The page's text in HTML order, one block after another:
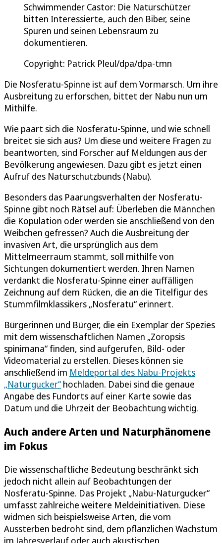
Schwimmender Castor: Die Naturschützer
bitten Interessierte, auch den Biber, seine
Spuren und seinen Lebensraum zu
dokumentieren.
Copyright: Patrick Pleul/dpa/dpa-tmn
Die Nosferatu-Spinne ist auf dem Vormarsch. Um ihre
Ausbreitung zu erforschen, bittet der Nabu nun um
Mithilfe.
Wie paart sich die Nosferatu-Spinne, und wie schnell
breitet sie sich aus? Um diese und weitere Fragen zu
beantworten, sind Forscher auf Meldungen aus der
Bevölkerung angewiesen. Dazu gibt es jetzt einen
Aufruf des Naturschutzbunds (Nabu).
Besonders das Paarungsverhalten der Nosferatu-
Spinne gibt noch Rätsel auf: Überleben die Männchen
die Kopulation oder werden sie anschließend von den
Weibchen gefressen? Auch die Ausbreitung der
invasiven Art, die ursprünglich aus dem
Mittelmeerraum stammt, soll mithilfe von
Sichtungen dokumentiert werden. Ihren Namen
verdankt die Nosferatu-Spinne einer auffälligen
Zeichnung auf dem Rücken, die an die Titelfigur des
Stummfilmklassikers „Nosferatu“ erinnert.
Bürgerinnen und Bürger, die ein Exemplar der Spezies
mit dem wissenschaftlichen Namen „Zoropsis
spinimana“ finden, sind aufgerufen, Bild- oder
Videomaterial zu erstellen. Dieses können sie
anschließend im Meldeportal des Nabu-Projekts
„Naturgucker“ hochladen. Dabei sind die genaue
Angabe des Fundorts auf einer Karte sowie das
Datum und die Uhrzeit der Beobachtung wichtig.
Auch andere Arten und Naturphänomene
im Fokus
Die wissenschaftliche Bedeutung beschränkt sich
jedoch nicht allein auf Beobachtungen der
Nosferatu-Spinne. Das Projekt „Nabu-Naturgucker“
umfasst zahlreiche weitere Meldeinitiativen. Diese
widmen sich beispielsweise Arten, die vom
Aussterben bedroht sind, dem pflanzlichen Wachstum
im Jahresverlauf oder auch akustischen